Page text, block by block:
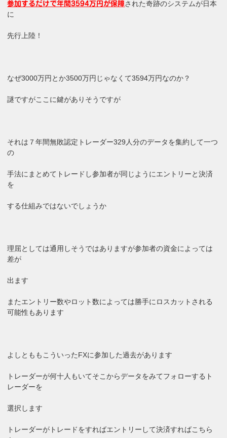
参加するだけで年間3594万円が保障された奇跡のシステムが日本
に
先行上陸！
なぜ3000万円とか3500万円じゃなくて3594万円なのか？
謎ですがここに鍵がありそうですが
それは７年間無敗認定トレーダー329人分のデータを集約して一つ
の
手法にまとめてトレードし参加者が同じようにエントリーと決済
を
する仕組みではないでしょうか
理屈としては通用しそうではありますが参加者の資金によっては
差が
出ます
またエントリー数やロット数によっては勝手にロスカットされる
可能性もあります
よしとももこういったFXに参加した過去があります
トレーダーが何十人もいてそこからデータをみてフォローするト
レーダーを
選択します
トレーダーがトレードをすればエントリーして決済すればこちら